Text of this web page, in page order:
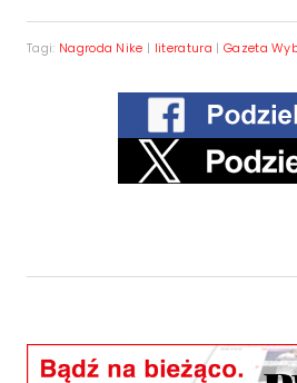
Tagi: Nagroda Nike | literatura | Gazeta